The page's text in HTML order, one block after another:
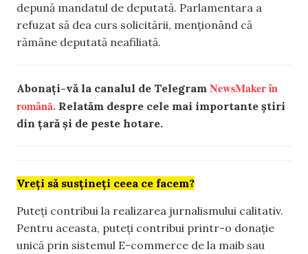
depună mandatul de deputată. Parlamentara a
refuzat să dea curs solicitării, menționând că
rămâne deputată neafiliată.
Abonați-vă la canalul de Telegram NewsMaker în
română. Relatăm despre cele mai importante știri
din țară și de peste hotare.
Vreți să susțineți ceea ce facem?
Puteți contribui la realizarea jurnalismului calitativ.
Pentru aceasta, puteți contribui printr-o donație
unică prin sistemul E-commerce de la maib sau